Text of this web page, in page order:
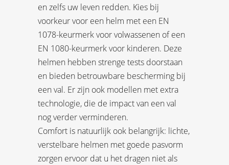
en zelfs uw leven redden. Kies bij
voorkeur voor een helm met een EN
1078-keurmerk voor volwassenen of een
EN 1080-keurmerk voor kinderen. Deze
helmen hebben strenge tests doorstaan
en bieden betrouwbare bescherming bij
een val. Er zijn ook modellen met extra
technologie, die de impact van een val
nog verder verminderen.
Comfort is natuurlijk ook belangrijk: lichte,
verstelbare helmen met goede pasvorm
zorgen ervoor dat u het dragen niet als